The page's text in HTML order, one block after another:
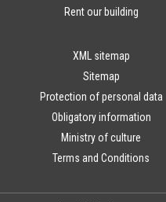
Rent our building
XML sitemap
Sitemap
Protection of personal data
Obligatory information
Ministry of culture
Terms and Conditions